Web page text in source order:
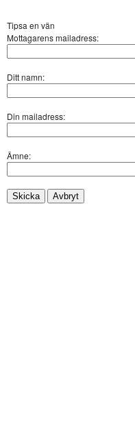
Tipsa en vän
Mottagarens mailadress:
Ditt namn:
Din mailadress:
Ämne:
Skicka Avbryt